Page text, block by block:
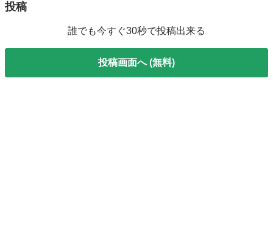
投稿
誰でも今すぐ30秒で投稿出来る
投稿画面へ (無料)